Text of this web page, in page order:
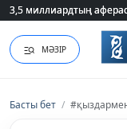
3,5 миллиардтың
3,5 миллиардтың
МӘЗІР
Басты бет /